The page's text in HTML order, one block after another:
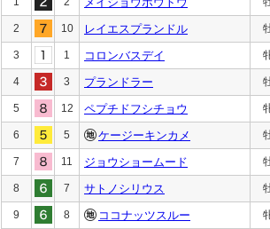
2 10 レイエスプランドル
3 1 コロンバスデイ
4 3 プランドラー
5 12 ペプチドフシチョウ
6 5 ケージーキンカメ
7 11 ジョウショームード
8 7 サトノシリウス
9 8 ココナッツスルー